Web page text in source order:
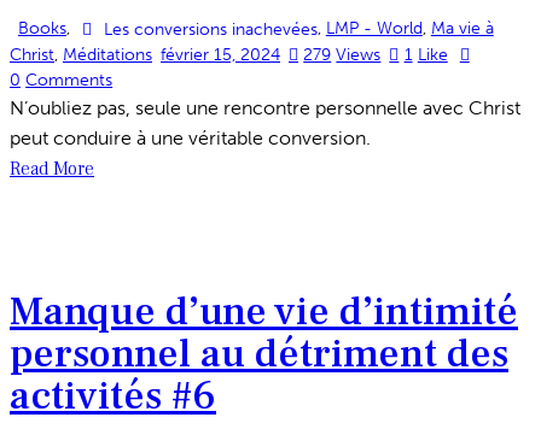
Books, Les conversions inachevées, LMP - World, Ma vie à
Christ, Méditations février 15, 2024 279 Views 1 Like
0 Comments
N’oubliez pas, seule une rencontre personnelle avec Christ
peut conduire à une véritable conversion.
Read More
Manque d’une vie d’intimité
personnel au détriment des
activités #6